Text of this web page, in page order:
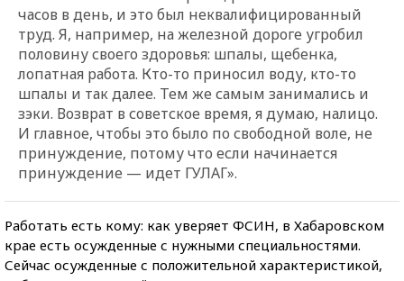
часов в день, и это был неквалифицированный
труд. Я, например, на железной дороге угробил
половину своего здоровья: шпалы, щебенка,
лопатная работа. Кто-то приносил воду, кто-то
шпалы и так далее. Тем же самым занимались и
зэки. Возврат в советское время, я думаю, налицо.
И главное, чтобы это было по свободной воле, не
принуждение, потому что если начинается
принуждение — идет ГУЛАГ».
Работать есть кому: как уверяет ФСИН, в Хабаровском
крае есть осужденные с нужными специальностями.
Сейчас осужденные с положительной характеристикой,